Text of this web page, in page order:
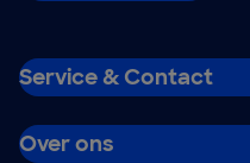
Service & Contact
Over ons